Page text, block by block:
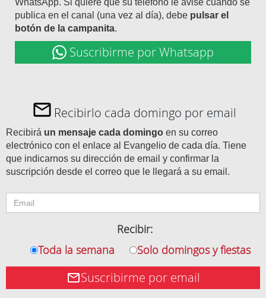
WhatsApp. Si quiere que su teléfono le avise cuando se
publica en el canal (una vez al día), debe pulsar el
botón de la campanita.
Suscribirme por Whatsapp
Recibirlo cada domingo por email
Recibirá un mensaje cada domingo en su correo
electrónico con el enlace al Evangelio de cada día. Tiene
que indicarnos su dirección de email y confirmar la
suscripción desde el correo que le llegará a su email.
Recibir:
Toda la semana
Solo domingos y fiestas
Suscribirme por email